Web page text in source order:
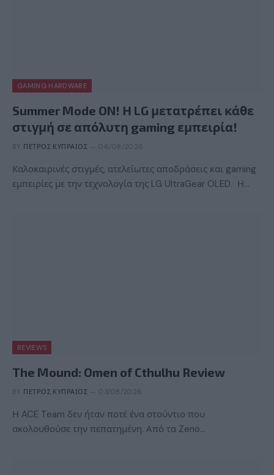
GAMING HARDWARE
Summer Mode ON! Η LG μετατρέπει κάθε
στιγμή σε απόλυτη gaming εμπειρία!
BY ΠΈΤΡΟΣ ΚΥΠΡΑΊΟΣ 06/08/2026
Καλοκαιρινές στιγμές, ατελείωτες αποδράσεις και gaming
εμπειρίες με την τεχνολογία της LG UltraGear OLED. Η…
REVIEWS
The Mound: Omen of Cthulhu Review
BY ΠΈΤΡΟΣ ΚΥΠΡΑΊΟΣ 03/08/2026
Η ACE Team δεν ήταν ποτέ ένα στούντιο που
ακολουθούσε την πεπατημένη. Από τα Zeno…